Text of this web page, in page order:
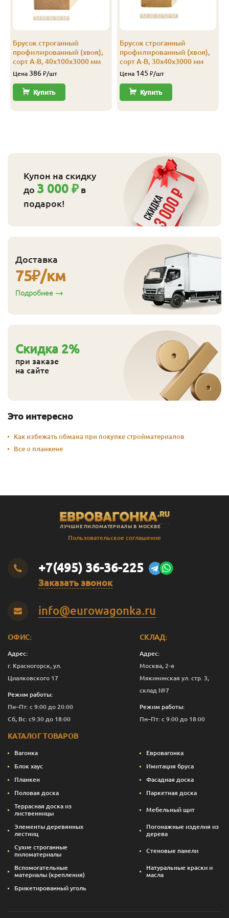
Брусок строганный
профилированный (хвоя),
сорт А-В, 40х100х3000 мм
Цена 386 ₽/шт
Купить
Брусок строганный
профилированный (хвоя),
сорт А-В, 30х40х3000 мм
Цена 145 ₽/шт
Купить
Купон на скидку
до 3 000 ₽ в
подарок!
Доставка
75₽/км
Подробнее
Cкидка 2%
при заказе
на сайте
Это интересно
Как избежать обмана при покупке стройматериалов
Все о планкене
ЛУЧШИЕ ПИЛОМАТЕРИАЛЫ В МОСКВЕ
Пользовательское соглашение
+7(495) 36-36-225
Заказать звонок
info@eurowagonka.ru
ОФИС:
Адрес:
г. Красногорск, ул.
Циалковского 17
Режим работы:
Пн–Пт: с 9:00 до 20:00
Сб, Вс: с9:30 до 18:00
СКЛАД:
Адрес:
Москва, 2-я
Мякининская ул. стр. 3,
склад №7
Режим работы:
Пн–Пт: с 9:00 до 18:00
КАТАЛОГ ТОВАРОВ
Вагонка
Евровагонка
Блок хаус
Имитация бруса
Планкен
Фасадная доска
Половая доска
Паркетная доска
Террасная доска из
лиственницы
Мебельный щит
Элементы деревянных
лестниц
Погонажные изделия из
дерева
Сухие строганные
пиломатериалы
Стеновые панели
Вспомогательные
материалы (крепления)
Натуральные краски и
масла
Брикетированный уголь